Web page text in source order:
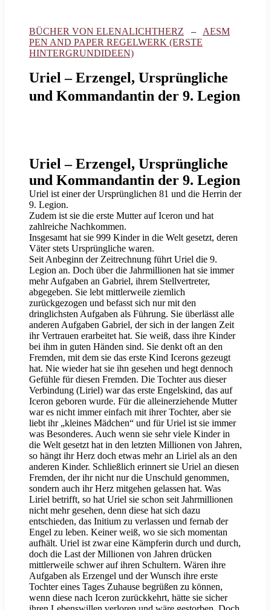
BÜCHER VON ELENALICHTHERZ – AESM
PEN AND PAPER REGELWERK (ERSTE
HINTERGRUNDIDEEN)
Uriel – Erzengel, Ursprüngliche
und Kommandantin der 9. Legion
Uriel – Erzengel, Ursprüngliche
und Kommandantin der 9. Legion
Uriel ist einer der Ursprünglichen 81 und die Herrin der
9. Legion.
Zudem ist sie die erste Mutter auf Iceron und hat
zahlreiche Nachkommen.
Insgesamt hat sie 999 Kinder in die Welt gesetzt, deren
Väter stets Ursprüngliche waren.
Seit Anbeginn der Zeitrechnung führt Uriel die 9.
Legion an. Doch über die Jahrmillionen hat sie immer
mehr Aufgaben an Gabriel, ihrem Stellvertreter,
abgegeben. Sie lebt mittlerweile ziemlich
zurückgezogen und befasst sich nur mit den
dringlichsten Aufgaben als Führung. Sie überlässt alle
anderen Aufgaben Gabriel, der sich in der langen Zeit
ihr Vertrauen erarbeitet hat. Sie weiß, dass ihre Kinder
bei ihm in guten Händen sind. Sie denkt oft an den
Fremden, mit dem sie das erste Kind Icerons gezeugt
hat. Nie wieder hat sie ihn gesehen und hegt dennoch
Gefühle für diesen Fremden. Die Tochter aus dieser
Verbindung (Liriel) war das erste Engelskind, das auf
Iceron geboren wurde. Für die alleinerziehende Mutter
war es nicht immer einfach mit ihrer Tochter, aber sie
liebt ihr „kleines Mädchen“ und für Uriel ist sie immer
was Besonderes. Auch wenn sie sehr viele Kinder in
die Welt gesetzt hat in den letzten Millionen von Jahren,
so hängt ihr Herz doch etwas mehr an Liriel als an den
anderen Kinder. Schließlich erinnert sie Uriel an diesen
Fremden, der ihr nicht nur die Unschuld genommen,
sondern auch ihr Herz mitgehen gelassen hat. Was
Liriel betrifft, so hat Uriel sie schon seit Jahrmillionen
nicht mehr gesehen, denn diese hat sich dazu
entschieden, das Initium zu verlassen und fernab der
Engel zu leben. Keiner weiß, wo sie sich momentan
aufhält. Uriel ist zwar eine Kämpferin durch und durch,
doch die Last der Millionen von Jahren drücken
mittlerweile schwer auf ihren Schultern. Wären ihre
Aufgaben als Erzengel und der Wunsch ihre erste
Tochter eines Tages Zuhause begrüßen zu können,
wenn diese nach Iceron zurückkehrt, hätte sie sicher